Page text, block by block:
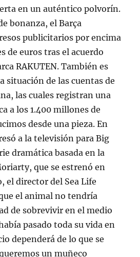
en un auténtico polvorín.
bonanza, el Barça
publicitarios por encima
de euros tras el acuerdo
RAKUTEN. También es
situación de las cuentas de
las cuales registran una
a los 1.400 millones de
desde una pieza. En
a la televisión para Big
dramática basada en la
que se estrenó en
el director del Sea Life
el animal no tendría
de sobrevivir en el medio
pasado toda su vida en
dependerá de lo que se
un muñeco